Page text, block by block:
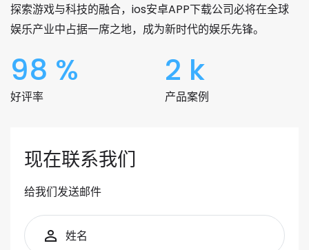
探索游戏与科技的融合， ios安卓APP下载公司必将在全球
娱乐产业中占据一席之地，成为新时代的娱乐先锋。
98 %
好评率
2 k
产品案例
现在联系我们
给我们发送邮件
姓名